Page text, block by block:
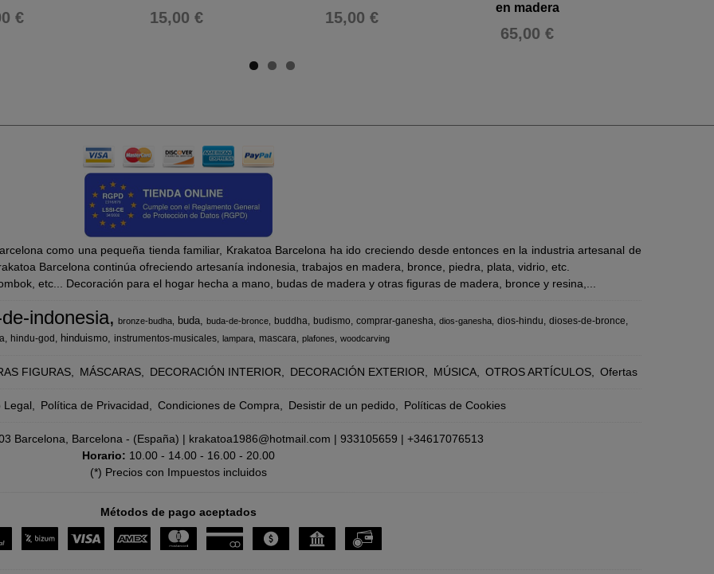
€ 15,00 € 15,00 €
en madera
65,00 €
como una pequeña tienda familiar, Krakatoa Barcelona ha ido creciendo desde entonces en la industria artesanal de
Barcelona continúa ofreciendo artesanía indonesia, trabajos en madera, bronce, piedra, plata, vidrio, etc.
etc... Decoración para el hogar hecha a mano, budas de madera y otras figuras de madera, bronce y resina,...
indonesia bronze-budha buda buda-de-bronce buddha budismo comprar-ganesha dios-ganesha dios-hindu dioses-de-bronce
hindu-god hinduismo instrumentos-musicales lampara mascara plafones woodcarving
FIGURAS MÁSCARAS DECORACIÓN INTERIOR DECORACIÓN EXTERIOR MÚSICA OTROS ARTÍCULOS Ofertas
Legal Política de Privacidad Condiciones de Compra Desistir de un pedido Políticas de Cookies
Barcelona, Barcelona - (España) | krakatoa1986@hotmail.com |933105659 |+34617076513
Horario: 10.00 - 14.00 - 16.00 - 20.00
(*) Precios con Impuestos incluidos
Métodos de pago aceptados